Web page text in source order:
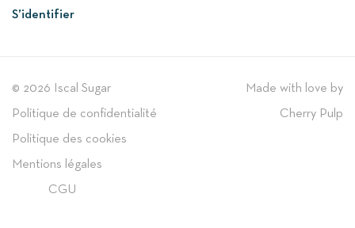
S’identifier
© 2026 Iscal Sugar
Politique de confidentialité
Politique des cookies
Mentions légales
CGU
Made with love by
Cherry Pulp